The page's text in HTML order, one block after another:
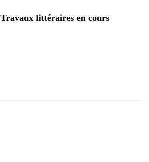
Travaux littéraires en cours